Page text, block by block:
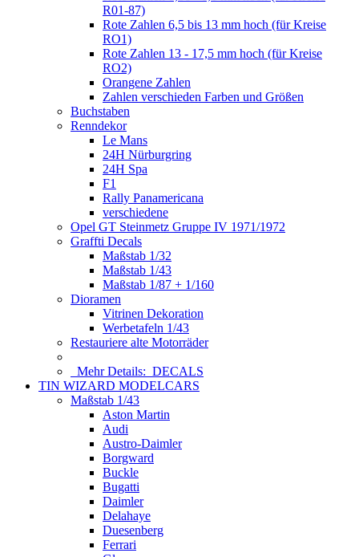
R01-87)
Rote Zahlen 6,5 bis 13 mm hoch (für Kreise
RO1)
Rote Zahlen 13 - 17,5 mm hoch (für Kreise
RO2)
Orangene Zahlen
Zahlen verschieden Farben und Größen
Buchstaben
Renndekor
Le Mans
24H Nürburgring
24H Spa
F1
Rally Panamericana
verschiedene
Opel GT Steinmetz Gruppe IV 1971/1972
Graffti Decals
Maßstab 1/32
Maßstab 1/43
Maßstab 1/87 + 1/160
Dioramen
Vitrinen Dekoration
Werbetafeln 1/43
Restauriere alte Motorräder
Mehr Details: DECALS
TIN WIZARD MODELCARS
Maßstab 1/43
Aston Martin
Audi
Austro-Daimler
Borgward
Buckle
Bugatti
Daimler
Delahaye
Duesenberg
Ferrari